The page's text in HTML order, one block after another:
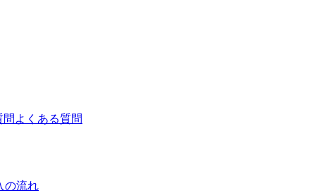
問 よくある質問
の流れ